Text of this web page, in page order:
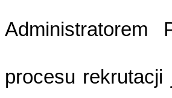
Administratorem
procesu